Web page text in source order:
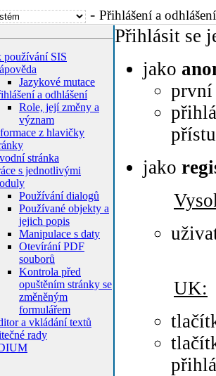
- Přihlášení a odhlášení
používání SIS
Jazykové mutace
a odhlášení
Role, její změny a
význam
z hlavičky
stránka
s jednotlivými
Používání dialogů
Používané objekty a
jejich popis
Manipulace s daty
Otevírání PDF
souborů
Kontrola před
opuštěním stránky se
změněným
formulářem
a vkládání textů
rady
Přihlásit se
jako
první
jako
UK: